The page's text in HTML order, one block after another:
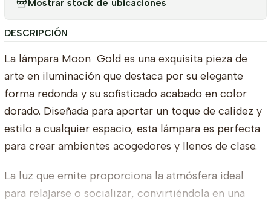
Mostrar stock de ubicaciones
DESCRIPCIÓN
La lámpara Moon Gold es una exquisita pieza de
arte en iluminación que destaca por su elegante
forma redonda y su sofisticado acabado en color
dorado. Diseñada para aportar un toque de calidez y
estilo a cualquier espacio, esta lámpara es perfecta
para crear ambientes acogedores y llenos de clase.
La luz que emite proporciona la atmósfera ideal
para relajarse o socializar, convirtiéndola en una